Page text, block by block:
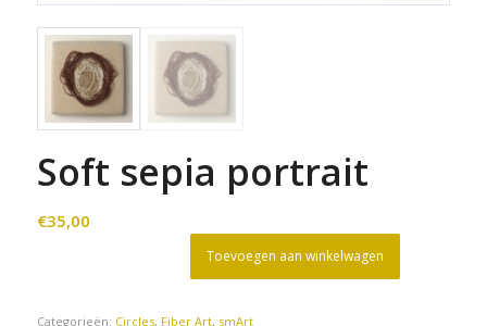
Soft sepia portrait
€35,00
Toevoegen aan winkelwagen
Categorieën: Circles, Fiber Art, smArt